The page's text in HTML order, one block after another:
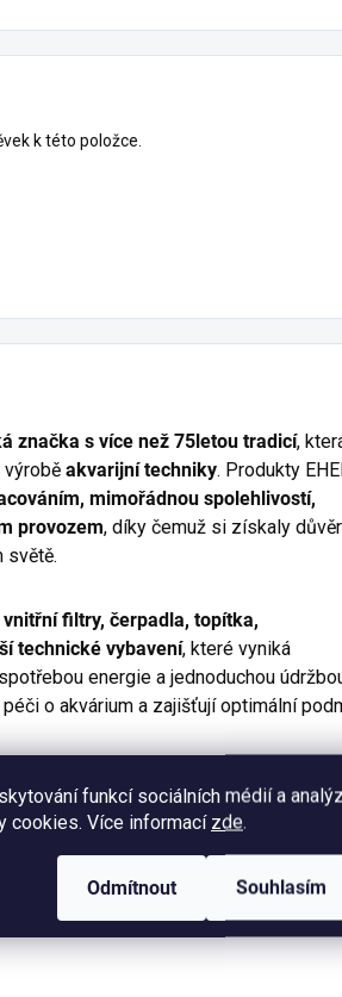
funkcí sociálních médií a
cookies. Více informací zde.
Odmítnout Souhlasím
k této položce.
značka s více než 75letou tradicí,
akvarijní techniky. Produkty
mimořádnou spolehlivostí,
provozem, díky čemuž si získaly
světě.
filtry, čerpadla, topítka,
technické vybavení, které vyniká
energie a jednoduchou
o akvárium a zajišťují optimální
akvarijní techniku, která bude
trhu a symbolem skutečné německé